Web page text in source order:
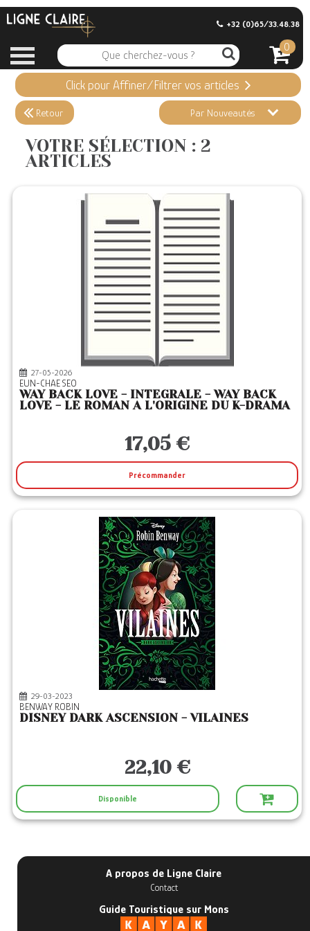
+32 (0)65/33.48.38
0
Appliquer ma Sélection
2 ARTICLES
Effacer vos sélections
Informations
Stock en magasin
HACHETTE HEROES(1)
Click pour Affiner/Filtrer vos articles
Retour Par Nouveautés
VOTRE SÉLECTION : 2
ARTICLES
27-05-2026
EUN-CHAE SEO
WAY BACK LOVE - INTEGRALE - WAY BACK
LOVE - LE ROMAN A L'ORIGINE DU K-DRAMA
17,05 €
Précommander
29-03-2023
BENWAY ROBIN
DISNEY DARK ASCENSION - VILAINES
22,10 €
Disponible
A propos de Ligne Claire
Contact
Guide Touristique sur Mons